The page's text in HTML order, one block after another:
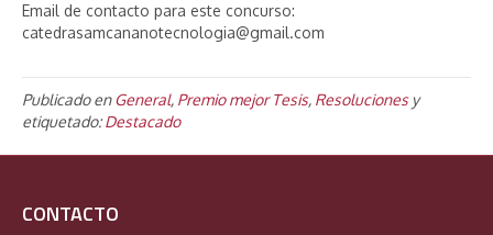
Email de contacto para este concurso:
catedrasamcananotecnologia@gmail.com
Publicado enGeneral, Premio mejor Tesis, Resolucionesy
etiquetado:Destacado
CONTACTO